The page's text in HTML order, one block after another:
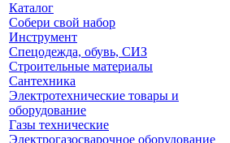
Каталог
Собери свой набор
Инструмент
Спецодежда, обувь, СИЗ
Строительные материалы
Сантехника
Электротехнические товары и
оборудование
Газы технические
Электрогазосварочное оборудование